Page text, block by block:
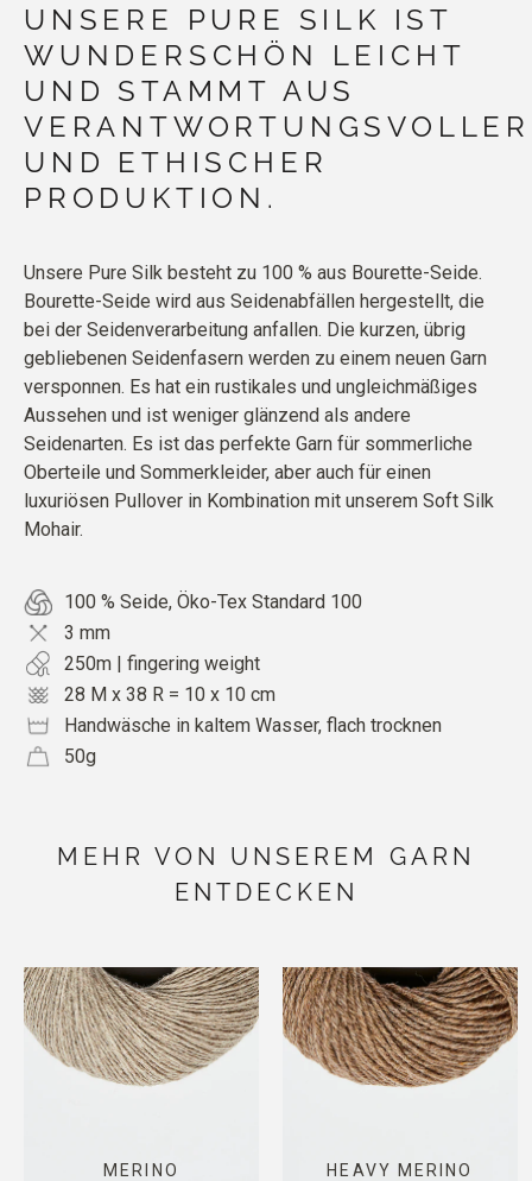
UNSERE PURE SILK IST
WUNDERSCHÖN LEICHT
UND STAMMT AUS
VERANTWORTUNGSVOLLER
UND ETHISCHER
PRODUKTION.
Unsere Pure Silk besteht zu 100 % aus Bourette-Seide.
Bourette-Seide wird aus Seidenabfällen hergestellt, die
bei der Seidenverarbeitung anfallen. Die kurzen, übrig
gebliebenen Seidenfasern werden zu einem neuen Garn
versponnen. Es hat ein rustikales und ungleichmäßiges
Aussehen und ist weniger glänzend als andere
Seidenarten. Es ist das perfekte Garn für sommerliche
Oberteile und Sommerkleider, aber auch für einen
luxuriösen Pullover in Kombination mit unserem Soft Silk
Mohair.
100 % Seide, Öko-Tex Standard 100
3 mm
250m | fingering weight
28 M x 38 R = 10 x 10 cm
Handwäsche in kaltem Wasser, flach trocknen
50g
MEHR VON UNSEREM GARN
ENTDECKEN
MERINO HEAVY MERINO